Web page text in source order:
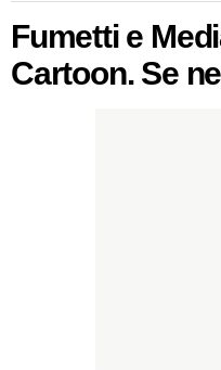
Fumetti e
Cartoon. Se